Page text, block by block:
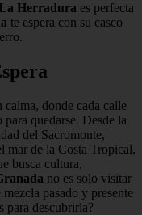
La Herradura es perfecta
te espera con su casco
calma, donde cada calle
quedarse. Desde la
del Sacromonte,
mar de la Costa Tropical,
busca cultura,
no es solo visitar
pasado y presente
para descubrirla?